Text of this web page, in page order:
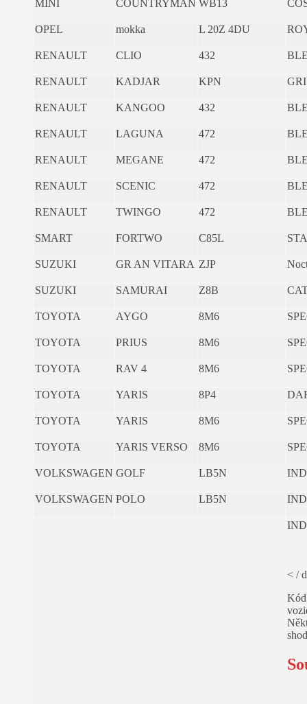
MINI COUNTRYMAN WB13
OPEL mokka L 20Z 4DU
RENAULT CLIO 432
RENAULT KADJAR KPN
RENAULT KANGOO 432
RENAULT LAGUNA 472
RENAULT MEGANE 472
RENAULT SCENIC 472
RENAULT TWINGO 472
SMART FORTWO C85L
SUZUKI GR AN VITARA ZJP
SUZUKI SAMURAI Z8B
TOYOTA AYGO 8M6
TOYOTA PRIUS 8M6
TOYOTA RAV 4 8M6
TOYOTA YARIS 8P4
TOYOTA YARIS 8M6
TOYOTA YARIS VERSO 8M6
VOLKSWAGEN GOLF LB5N
VOLKSWAGEN POLO LB5N
< /
Kód